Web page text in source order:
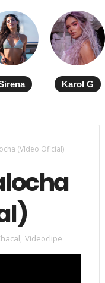
Karol G
(Vídeo Oficial)
, Videoclipe